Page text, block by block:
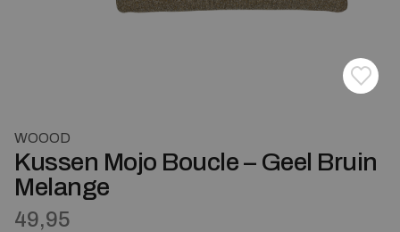
WOOOD
Kussen Mojo Boucle – Geel Bruin
Melange
49,95